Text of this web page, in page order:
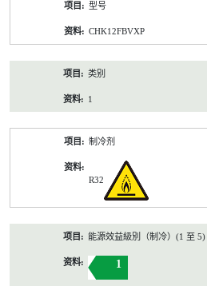
型号
CHK12FBVXP
类别
1
制冷剂
R32
能源效益級別（制冷）(1 至 5)
1